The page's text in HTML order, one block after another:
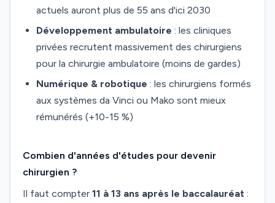
actuels auront plus de 55 ans d'ici 2030
Développement ambulatoire : les cliniques
privées recrutent massivement des chirurgiens
pour la chirurgie ambulatoire (moins de gardes)
Numérique & robotique : les chirurgiens formés
aux systèmes da Vinci ou Mako sont mieux
rémunérés (+10-15 %)
Combien d'années d'études pour devenir
chirurgien ?
Il faut compter 11 à 13 ans après le baccalauréat :